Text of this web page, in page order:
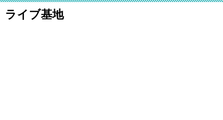
ライブ基地